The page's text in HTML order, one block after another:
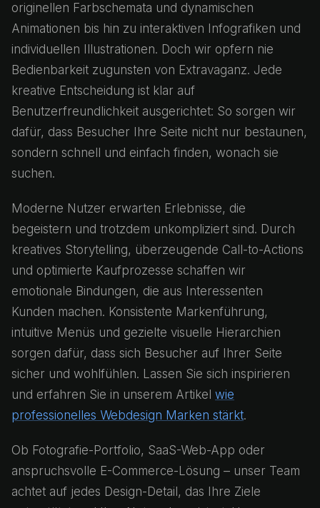
originellen Farbschemata und dynamischen
Animationen bis hin zu interaktiven Infografiken und
individuellen Illustrationen. Doch wir opfern nie
Bedienbarkeit zugunsten von Extravaganz. Jede
kreative Entscheidung ist klar auf
Benutzerfreundlichkeit ausgerichtet: So sorgen wir
dafür, dass Besucher Ihre Seite nicht nur bestaunen,
sondern schnell und einfach finden, wonach sie
suchen.
Moderne Nutzer erwarten Erlebnisse, die
begeistern und trotzdem unkompliziert sind. Durch
kreatives Storytelling, überzeugende Call-to-Actions
und optimierte Kaufprozesse schaffen wir
emotionale Bindungen, die aus Interessenten
Kunden machen. Konsistente Markenführung,
intuitive Menüs und gezielte visuelle Hierarchien
sorgen dafür, dass sich Besucher auf Ihrer Seite
sicher und wohlfühlen. Lassen Sie sich inspirieren
und erfahren Sie in unserem Artikel wie
professionelles Webdesign Marken stärkt.
Ob Fotografie-Portfolio, SaaS-Web-App oder
anspruchsvolle E-Commerce-Lösung – unser Team
achtet auf jedes Design-Detail, das Ihre Ziele